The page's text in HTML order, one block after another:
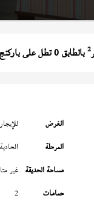
2بالطابق 0 تطل على باركنج تشمل 2 نوم 2 حمام 0 بلكونة النموذج (
الغرض
المرحلة
مساحة الحديقة غير
حمامات
2